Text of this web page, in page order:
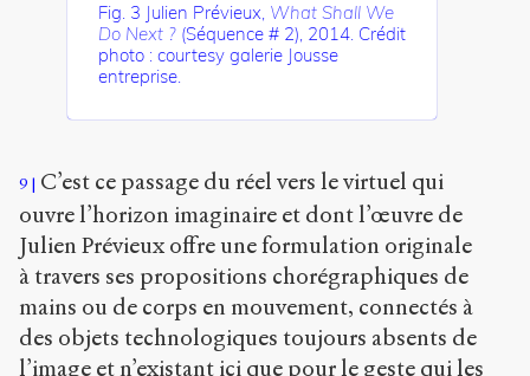
Fig. 3 Julien Prévieux, What Shall We
Do Next ?(Séquence # 2), 2014. Crédit
photo : courtesy galerie Jousse
entreprise.
9
C’est ce passage du réel vers le virtuel qui
ouvre l’horizon imaginaire et dont l’œuvre de
Julien Prévieux offre une formulation originale
à travers ses propositions chorégraphiques de
mains ou de corps en mouvement, connectés à
des objets technologiques toujours absents de
l’image et n’existant ici que pour le geste qui les